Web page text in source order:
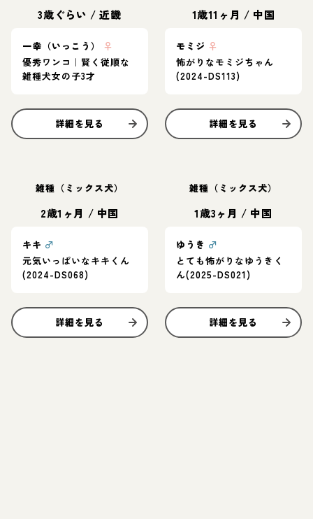
3歳ぐらい /近畿
一幸（いっこう）
♀
優秀ワンコ｜賢く従順な
雑種犬女の子3才
詳細を見る
1歳11ヶ月 / 中国
モミジ ♀
怖がりなモミジちゃん
(2024-DS113)
詳細を見る
雑種（ミックス犬）
2歳1ヶ月 / 中国
キキ ♂
元気いっぱいなキキくん
(2024-DS068)
詳細を見る
雑種（ミックス犬）
1歳3ヶ月 / 中国
ゆうき ♂
とても怖がりなゆうきく
ん(2025-DS021)
詳細を見る